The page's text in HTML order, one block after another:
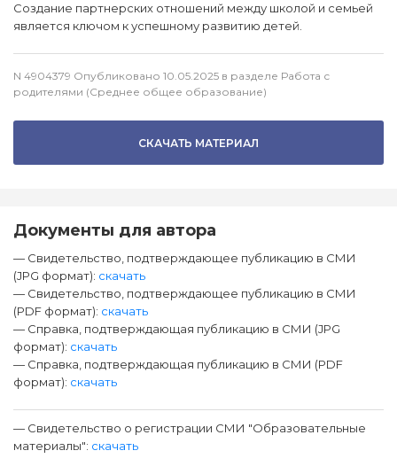
Создание партнерских отношений между школой и семьей
является ключом к успешному развитию детей.
N 4904379 Опубликовано 10.05.2025 в разделе Работа с
родителями (Среднее общее образование)
СКАЧАТЬ МАТЕРИАЛ
Документы для автора
— Свидетельство, подтверждающее публикацию в СМИ
(JPG формат): скачать
— Свидетельство, подтверждающее публикацию в СМИ
(PDF формат): скачать
— Справка, подтверждающая публикацию в СМИ (JPG
формат): скачать
— Справка, подтверждающая публикацию в СМИ (PDF
формат): скачать
— Свидетельство о регистрации СМИ "Образовательные
материалы": скачать